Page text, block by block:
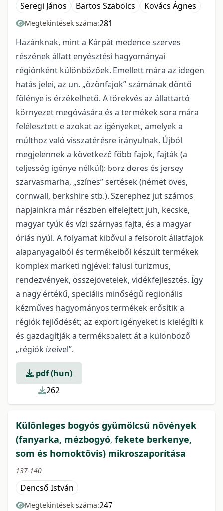
Seregi János Bartos Szabolcs Kovács Ágnes
Megtekintések száma:281
Hazánknak, mint a Kárpát medence szerves
részének állatt enyésztési hagyományai
régiónként különbözőek. Emellett mára az idegen
hatás jelei, az un. „özönfajok” számának döntő
fölénye is érzékelhető. A törekvés az állattartó
környezet megóvására és a termékek sora mára
felélesztett e azokat az igényeket, amelyek a
múlthoz való visszatérésre irányulnak. Újból
megjelennek a következő főbb fajok, fajták (a
teljesség igénye nélkül): borz deres és jersey
szarvasmarha, „színes” sertések (német öves,
cornwall, berkshire stb.). Szerephez jut számos
napjainkra már részben elfelejtett juh, kecske,
magyar tyúk és vízi szárnyas fajta, és a magyar
óriás nyúl. A folyamat kibővül a felsorolt állatfajok
alapanyagaiból és termékeiből készült termékek
komplex marketi ngjével: falusi turizmus,
rendezvények, összejövetelek, vidékfejlesztés. Így
a nagy értékű, speciális minőségű regionális
kézműves hagyományos termékek erősítik a
régiók fejlődését; az export igényeket is kielégíti k
és gazdagítják a termékspalett át a különböző
„régiók ízeivel”.
pdf (hun)
262
Különleges bogyós gyümölcsű növények
(fanyarka, mézbogyó, fekete berkenye,
som és homoktövis) mikroszaporítása
137-140
Dencső István
Megtekintések száma:247